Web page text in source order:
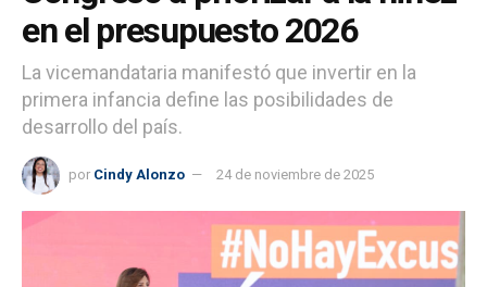
en el presupuesto 2026
La vicemandataria manifestó que invertir en la
primera infancia define las posibilidades de
desarrollo del país.
por Cindy Alonzo 24 de noviembre de 2025